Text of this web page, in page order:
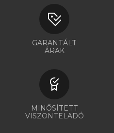
GARANTÁLT
ÁRAK
MINŐSÍTETT
VISZONTELADÓ